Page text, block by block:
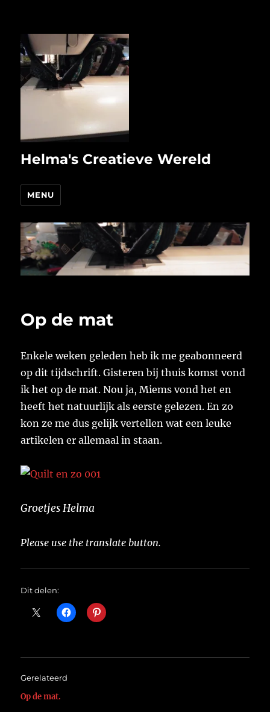
Helma's Creatieve Wereld
MENU
Op de mat
Enkele weken geleden heb ik me geabonneerd
op dit tijdschrift. Gisteren bij thuis komst vond
ik het op de mat. Nou ja, Miems vond het en
heeft het natuurlijk als eerste gelezen. En zo
kon ze me dus gelijk vertellen wat een leuke
artikelen er allemaal in staan.
Groetjes Helma
Please use the translate button.
Dit delen:
Gerelateerd
Op de mat.